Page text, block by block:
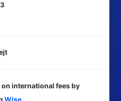
on international fees by
Wise